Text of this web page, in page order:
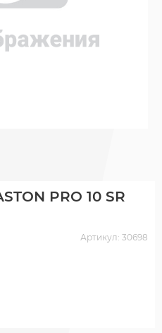
PRO 10 SR
Артикул: 30698